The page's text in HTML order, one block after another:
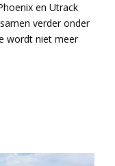
en Utrack
verder onder
wordt niet meer